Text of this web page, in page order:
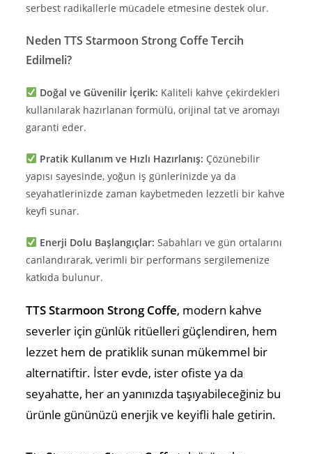
serbest radikallerle mücadele etmesine destek olur.
Neden TTS Starmoon Strong Coffe Tercih
Edilmeli?
Doğal ve Güvenilir İçerik: Kaliteli kahve çekirdekleri
kullanılarak hazırlanan formülü, orijinal tat ve aromayı
garanti eder.
Pratik Kullanım ve Hızlı Hazırlanış: Çözünebilir
yapısı sayesinde, yoğun iş günlerinizde ya da
seyahatlerinizde zaman kaybetmeden lezzetli bir kahve
keyfi sunar.
Enerji Dolu Başlangıçlar: Sabahları ve gün ortalarını
canlandırarak, verimli bir performans sergilemenize
katkıda bulunur.
TTS Starmoon Strong Coffe, modern kahve
severler için günlük ritüelleri güçlendiren, hem
lezzet hem de pratiklik sunan mükemmel bir
alternatiftir. İster evde, ister ofiste ya da
seyahatte, her an yanınızda taşıyabileceğiniz bu
ürünle gününüzü enerjik ve keyifli hale getirin.